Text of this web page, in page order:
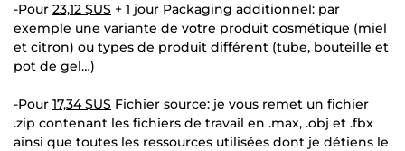
-Pour 23,12 $US + 1 jour Packaging additionnel: par
exemple une variante de votre produit cosmétique (miel
et citron) ou types de produit différent (tube, bouteille et
pot de gel…)
-Pour 17,34 $US Fichier source: je vous remet un fichier
.zip contenant les fichiers de travail en .max, .obj et .fbx
ainsi que toutes les ressources utilisées dont je détiens le